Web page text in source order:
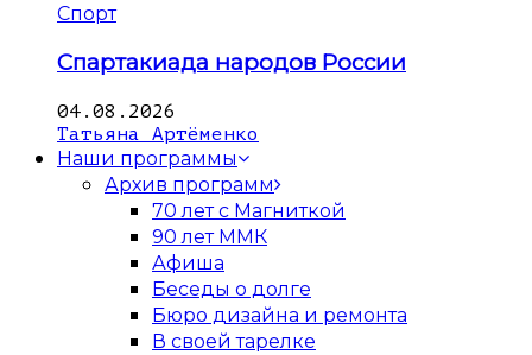
Спорт
Спартакиада народов России
04.08.2026
Татьяна Артёменко
Наши программы
Архив программ
70 лет с Магниткой
90 лет ММК
Афиша
Беседы о долге
Бюро дизайна и ремонта
В своей тарелке